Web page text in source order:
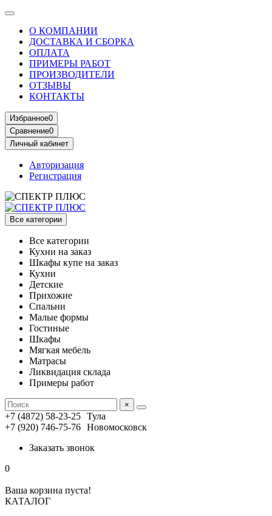
О КОМПАНИИ
ДОСТАВКА И СБОРКА
ОПЛАТА
ПРИМЕРЫ РАБОТ
ПРОИЗВОДИТЕЛИ
ОТЗЫВЫ
КОНТАКТЫ
Избранное0
Сравнение0
Личный кабинет
Авторизация
Регистрация
Все категории
Все категории
Кухни на заказ
Шкафы купе на заказ
Кухни
Детские
Прихожие
Спальни
Малые формы
Гостиные
Шкафы
Мягкая мебель
Матрасы
Ликвидация склада
Примеры работ
×
+7 (4872) 58-23-25 Тула
+7 (920) 746-75-76 Новомосковск
Заказать звонок
0
Ваша корзина пуста!
КАТАЛОГ